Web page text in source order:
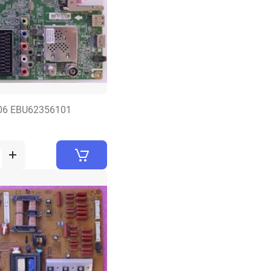
EBU62356101